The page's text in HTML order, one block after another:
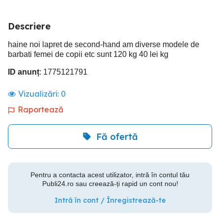
Descriere
haine noi lapret de second-hand am diverse modele de
barbati femei de copii etc sunt 120 kg 40 lei kg
ID anunț: 1775121791
Vizualizări: 0
Raportează
Fă ofertă
Pentru a contacta acest utilizator, intră în contul tău
Publi24.ro sau creează-ți rapid un cont nou!
Intră în cont / Înregistrează-te